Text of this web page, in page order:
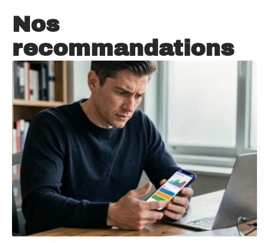
Nos
recommandations